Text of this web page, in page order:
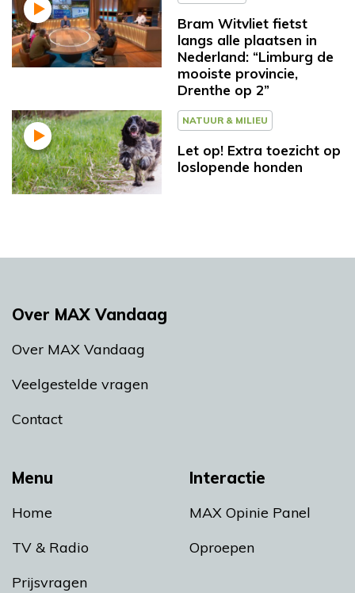
Bram Witvliet fietst
langs alle plaatsen in
Nederland: “Limburg de
mooiste provincie,
Drenthe op 2”
NATUUR & MILIEU
Let op! Extra toezicht op
loslopende honden
Menu
Home
TV & Radio
Prijsvragen
Interactie
MAX Opinie Panel
Oproepen
Over MAX Vandaag
Over MAX Vandaag
Veelgestelde vragen
Contact